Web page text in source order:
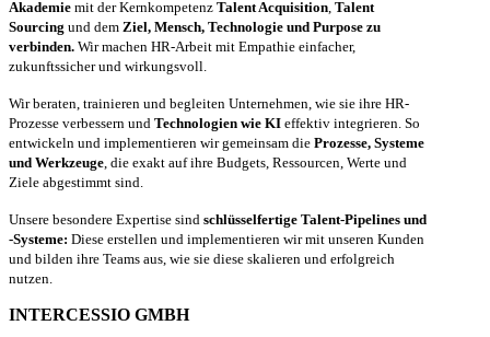
Akademie mit der Kernkompetenz Talent Acquisition, Talent
Sourcing und dem Ziel, Mensch, Technologie und Purpose zu
verbinden. Wir machen HR-Arbeit mit Empathie einfacher,
zukunftssicher und wirkungsvoll.
Wir beraten, trainieren und begleiten Unternehmen, wie sie ihre HR-
Prozesse verbessern und Technologien wie KI effektiv integrieren. So
entwickeln und implementieren wir gemeinsam die Prozesse, Systeme
und Werkzeuge, die exakt auf ihre Budgets, Ressourcen, Werte und
Ziele abgestimmt sind.
Unsere besondere Expertise sind schlüsselfertige Talent-Pipelines und
-Systeme: Diese erstellen und implementieren wir mit unseren Kunden
und bilden ihre Teams aus, wie sie diese skalieren und erfolgreich
nutzen.
INTERCESSIO GMBH